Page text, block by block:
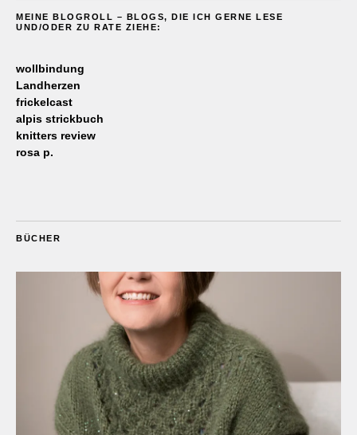
MEINE BLOGROLL – BLOGS, DIE ICH GERNE LESE
UND/ODER ZU RATE ZIEHE:
wollbindung
Landherzen
frickelcast
alpis strickbuch
knitters review
rosa p.
BÜCHER